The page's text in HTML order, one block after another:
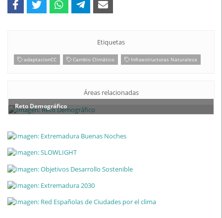
Etiquetas
adaptacionCC Cambio Climático Infraestructuras Naturaleza
Áreas relacionadas
Reto Demográfico